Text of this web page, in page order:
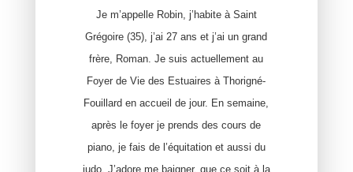
Je m’appelle Robin, j’habite à Saint
Grégoire (35), j’ai 27 ans et j’ai un grand
frère, Roman. Je suis actuellement au
Foyer de Vie des Estuaires à Thorigné-
Fouillard en accueil de jour. En semaine,
après le foyer je prends des cours de
piano, je fais de l’équitation et aussi du
judo. J’adore me baigner, que ce soit à la